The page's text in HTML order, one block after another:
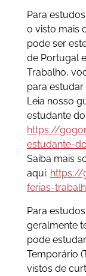
Para
o visto mais
pode ser
de Portugal
Trabalho,
para estudar
Leia nosso
estudante
https://
estudante-
Saiba mais
aqui:
ferias-
Para
geralmente
pode
Temporário
vistos de